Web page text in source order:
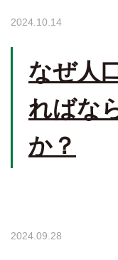
2024.10.14
なぜ人
ればな
か？
2024.09.28